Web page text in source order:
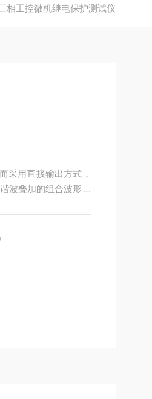
相工控微机继电保护测试仪
采用直接输出方式，
波叠加的组合波形，